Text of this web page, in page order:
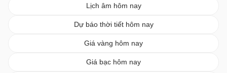
Lịch âm hôm nay
Dự báo thời tiết hôm nay
Giá vàng hôm nay
Giá bạc hôm nay